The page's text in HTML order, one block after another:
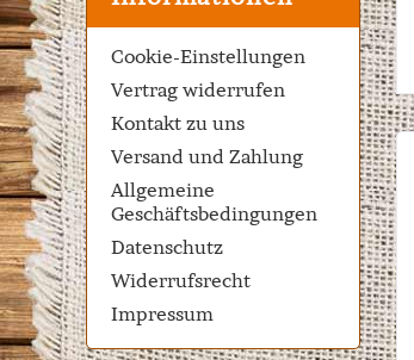
Cookie-Einstellungen
Vertrag widerrufen
Kontakt zu uns
Versand und Zahlung
Allgemeine
Geschäftsbedingungen
Datenschutz
Widerrufsrecht
Impressum